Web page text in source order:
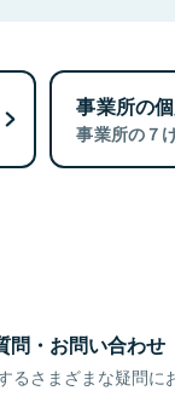
事業所の
事業所の７
問・お問い合わせ
るさまざまな疑問に